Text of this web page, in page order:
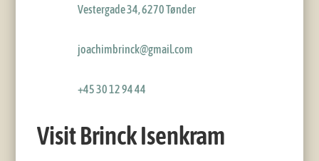
Vestergade 34, 6270 Tønder
joachimbrinck@gmail.com
+45 30 12 94 44
Visit Brinck Isenkram